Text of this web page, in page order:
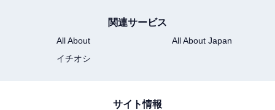
関連サービス
All About
All About Japan
イチオシ
サイト情報